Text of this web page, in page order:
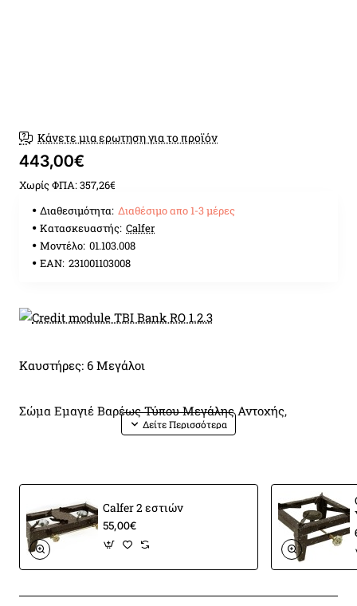
Κάνετε μια ερωτηση για το προϊόν
443,00€
Χωρίς ΦΠΑ: 357,26€
Διαθεσιμότητα: Διαθέσιμο απο 1-3 μέρες
Κατασκευαστής: Calfer
Μοντέλο: 01.103.008
EAN: 231001103008
Καυστήρες: 6 Μεγάλοι
Σώμα Εμαγιέ Βαρέως Τύπου Μεγάλης Αντοχής,
Πλαίσιο από Σιδερογωνία 30mm,
Μαχαιρωτή Σχάρα Κατάλληλη για τέλεια εφαρμογή των
σκευών,
Calfer 2 εστιών
55,00€